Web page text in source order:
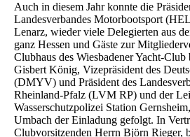
Auch in diesem Jahr konnte die
Landesverbandes Motorbootsport
Lenarz, wieder viele Delegierten aus
ganz Hessen und Gäste zur
Clubhaus des Wiesbadener Yacht-
Gisbert König, Vizepräsident des
(DMYV) und Präsident des
Rheinland-Pfalz (LVM RP) und der
Wasserschutzpolizei Station
Umbach der Einladung gefolgt. In
Clubvorsitzenden Herrn Björn Rieger,